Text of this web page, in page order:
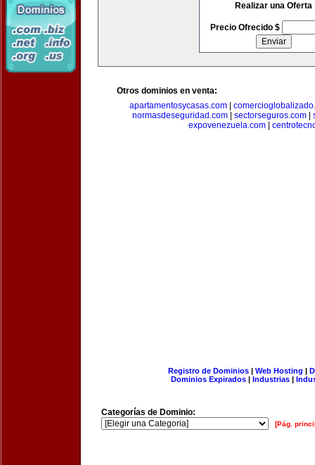
Realizar una Oferta
Precio Ofrecido $
Otros dominios en venta:
apartamentosycasas.com|
normasdeseguridad.com| sectorseguros.com|
expovenezuela.com
Registro de Dominios| Web Hosting |
Dominios Expirados | Industrias |
Categorías de Dominio:
[Pág.